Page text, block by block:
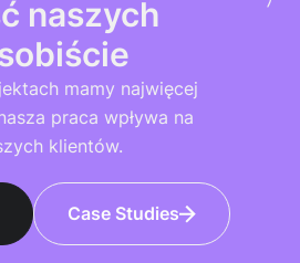
naszych
mamy najwięcej
praca wpływa na
klientów.
Case Studies